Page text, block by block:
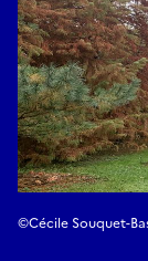
©Cécile Souquet-